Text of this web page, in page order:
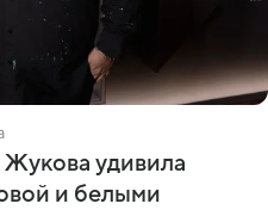
Жукова удивила
и белыми